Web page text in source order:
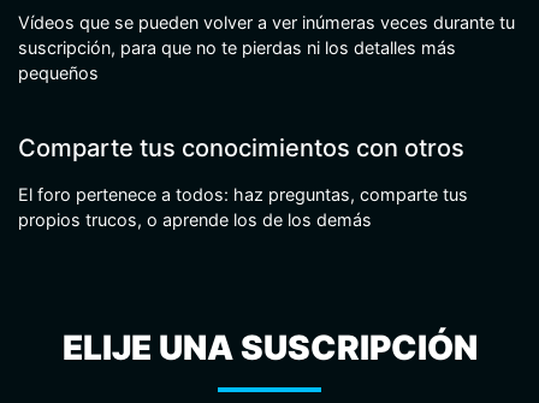
Vídeos que se pueden volver a ver inúmeras veces durante tu
suscripción, para que no te pierdas ni los detalles más
pequeños
Comparte tus conocimientos con otros
El foro pertenece a todos: haz preguntas, comparte tus
propios trucos, o aprende los de los demás
ELIJE UNA SUSCRIPCIÓN